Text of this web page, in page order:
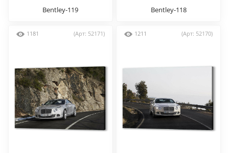
Bentley-119 Bentley-118
1181 (Арт: 52171) 1211 (Арт: 52170)